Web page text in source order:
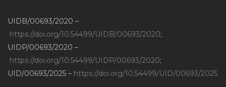
UIDB/00693/2020 –
https://doi.org/10.54499/UIDB/00693/2020;
UIDP/00693/2020 –
https://doi.org/10.54499/UIDP/00693/2020;
UID/00693/2025 – https://doi.org/10.54499/UID/00693/2025